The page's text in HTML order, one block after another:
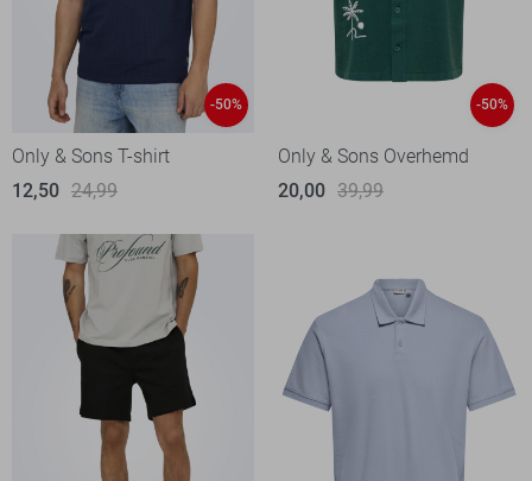
-50%
Only & Sons T-shirt
12,50 24,99
-50%
Only & Sons Overhemd
20,00 39,99